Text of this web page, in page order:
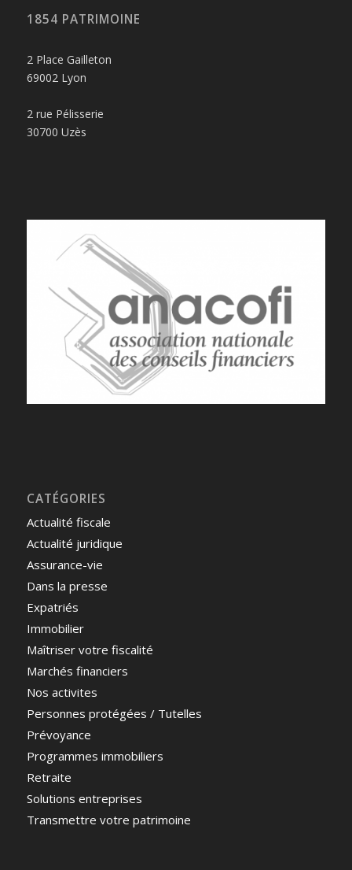
1854 PATRIMOINE
2 Place Gailleton
69002 Lyon
2 rue Pélisserie
30700 Uzès
CATÉGORIES
Actualité fiscale
Actualité juridique
Assurance-vie
Dans la presse
Expatriés
Immobilier
Maîtriser votre fiscalité
Marchés financiers
Nos activites
Personnes protégées / Tutelles
Prévoyance
Programmes immobiliers
Retraite
Solutions entreprises
Transmettre votre patrimoine